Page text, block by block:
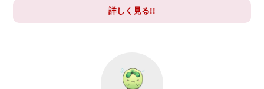
詳しく見る!!